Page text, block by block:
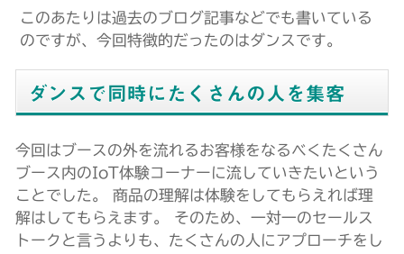
このあたりは過去のブログ記事などでも書いている
のですが、今回特徴的だったのはダンスです。
ダンスで同時にたくさんの人を集客
今回はブースの外を流れるお客様をなるべくたくさん
ブース内のIoT体験コーナーに流していきたいという
ことでした。 商品の理解は体験をしてもらえれば理
解はしてもらえます。 そのため、一対一のセールス
トークと言うよりも、たくさんの人にアプローチをし